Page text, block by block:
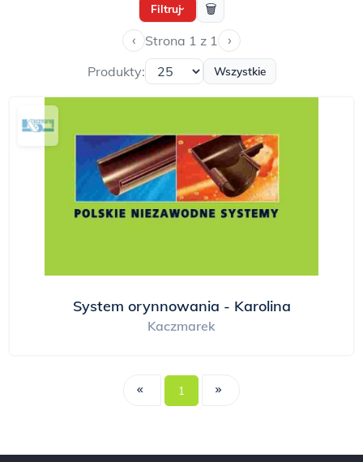
Filtruj› 🗑
‹ Strona 1 z 1 ›
Produkty: Wszystkie
System orynnowania - Karolina
Kaczmarek
1